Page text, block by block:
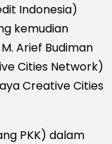
Indonesia)
kemudian
Arief Budiman
Cities Network)
Creative Cities
PKK) dalam